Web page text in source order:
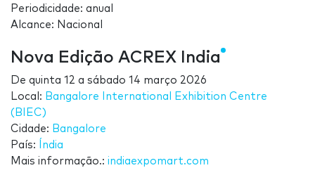
Periodicidade: anual
Alcance: Nacional
Nova Edição ACREX India
De quinta 12 a sábado 14 março 2026
Local: Bangalore International Exhibition Centre
(BIEC)
Cidade: Bangalore
País:
Índia
Mais informação.: indiaexpomart.com